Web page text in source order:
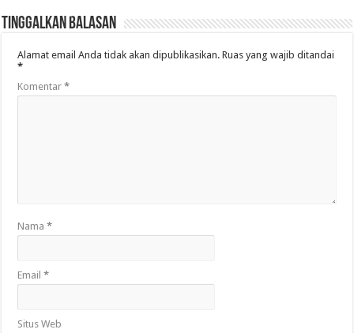
Tinggalkan Balasan
Alamat email Anda tidak akan dipublikasikan. Ruas yang wajib ditandai
*
Komentar*
Nama*
Email*
Situs Web